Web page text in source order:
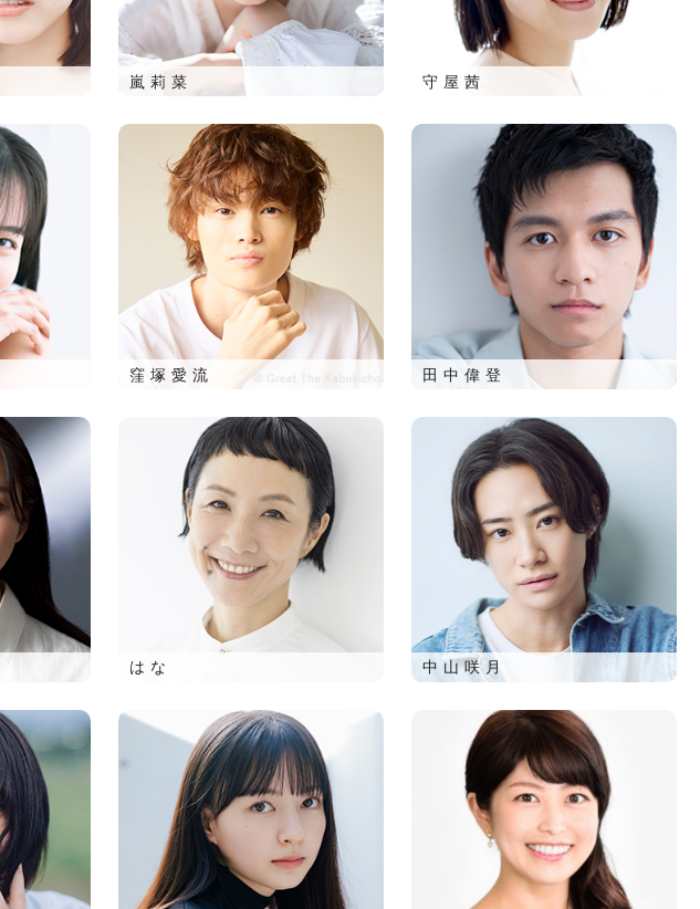
嵐莉菜 守屋茜
窪塚愛流 田中偉登
はな 中山咲月